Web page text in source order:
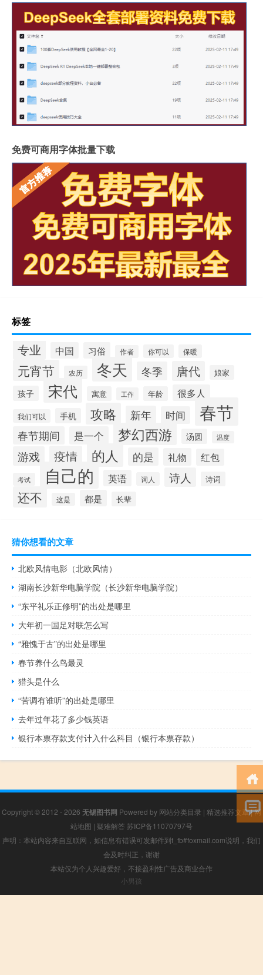
免费可商用字体批量下载
标签
专业 中国 习俗 作者 你可以 保暖
元宵节 农历 冬天 冬季 唐代 娘家
孩子 宋代 寓意 工作 年龄 很多人
我们可以 手机 攻略 新年 时间 春节
春节期间 是一个 梦幻西游 汤圆 温度
游戏 疫情 的人 的是 礼物 红包
考试 自己的 英语 词人 诗人 诗词
还不 这是 都是 长辈
猜你想看的文章
北欧风情电影（北欧风情）
湖南长沙新华电脑学院（长沙新华电脑学院）
“东平礼乐正修明”的出处是哪里
大年初一国足对联怎么写
“雅愧于古”的出处是哪里
春节养什么鸟最灵
猎头是什么
“苦调有谁听”的出处是哪里
去年过年花了多少钱英语
银行本票存款支付计入什么科目（银行本票存款）
Copyright © 2012 - 2026 无锡图书网 Powered by 网站分类目录 | 精选推荐文章|网
站地图 | 疑难解答 苏ICP备11070797号
声明：本站内容来自互联网，如信息有错误可发邮件到f_fb#foxmail.com说明，我们
会及时纠正，谢谢
本站仅为个人兴趣爱好，不接盈利性广告及商业合作
小男孩